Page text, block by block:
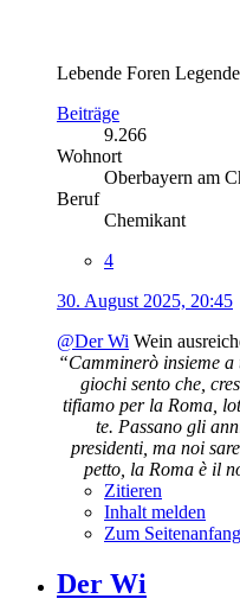
Lebende Foren Legende
Beiträge
9.266
Wohnort
Oberbayern am
Beruf
Chemikant
4
30. August 2025, 20:45
@Der Wi Wein
“Camminerò insieme
giochi sento che,
tifiamo per la Roma,
te. Passano gli
presidenti, ma noi
petto, la Roma è il
Zitieren
Inhalt melden
Zum Seitenanfang
Der Wi